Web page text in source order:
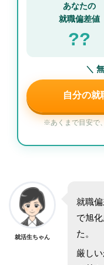
あなたの
就職偏差値
??
＼
自分の就
※あくまで目安で
就活生ちゃん
就職
で旭
た。
厳し